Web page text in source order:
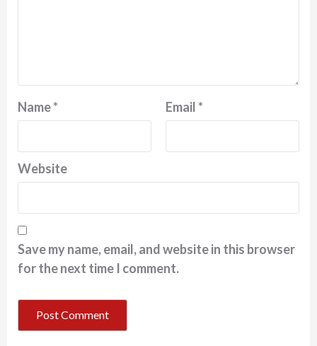
Name* Email*
Website
Save my name, email, and website in this browser
for the next time I comment.